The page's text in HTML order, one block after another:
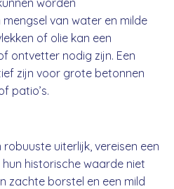
worden
van water en milde
of olie kan een
ontvetter nodig zijn. Een
zijn voor grote betonnen
patio’s.
uiterlijk, vereisen een
historische waarde niet
zachte borstel en een mild